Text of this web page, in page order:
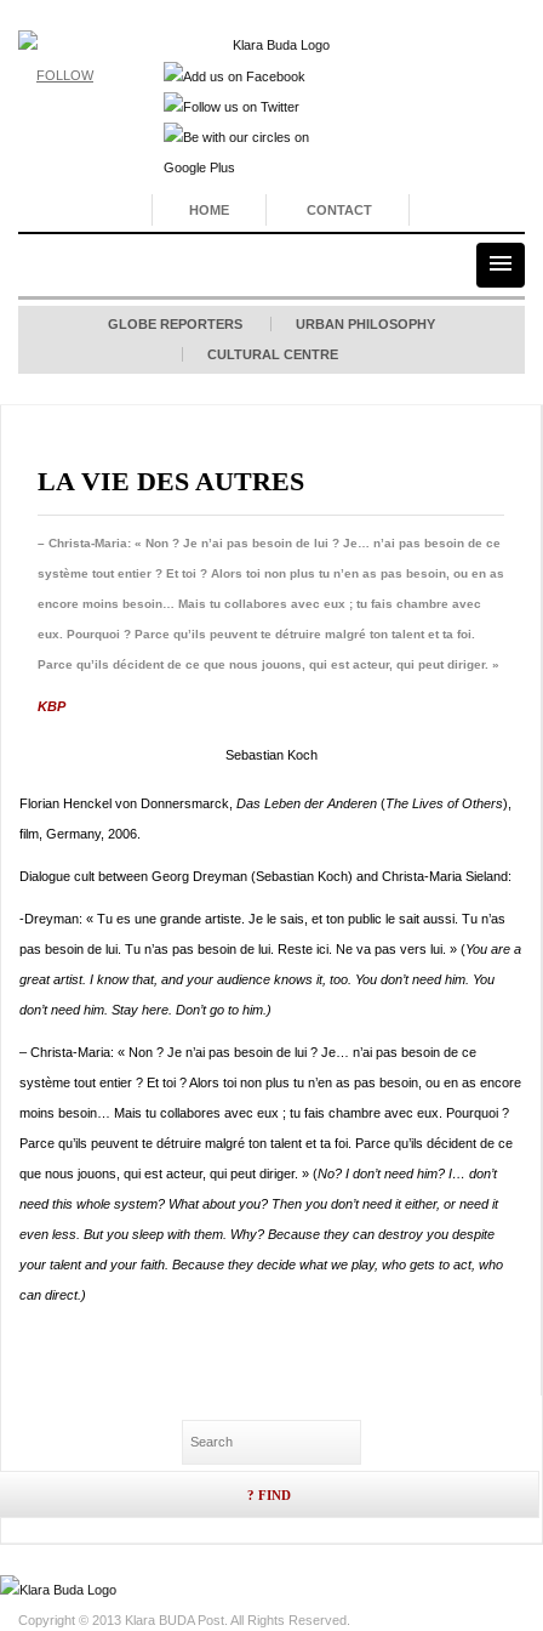
FOLLOW
HOME CONTACT
GLOBE REPORTERS URBAN PHILOSOPHY
CULTURAL CENTRE
LA VIE DES AUTRES
– Christa-Maria: « Non ? Je n’ai pas besoin de lui ? Je… n’ai pas besoin de ce
système tout entier ? Et toi ? Alors toi non plus tu n’en as pas besoin, ou en as
encore moins besoin… Mais tu collabores avec eux ; tu fais chambre avec
eux. Pourquoi ? Parce qu’ils peuvent te détruire malgré ton talent et ta foi.
Parce qu’ils décident de ce que nous jouons, qui est acteur, qui peut diriger. »
KBP
Sebastian Koch
Florian Henckel von Donnersmarck, Das Leben der Anderen (The Lives of Others),
film, Germany, 2006.
Dialogue cult between Georg Dreyman (Sebastian Koch) and Christa-Maria Sieland:
-Dreyman: « Tu es une grande artiste. Je le sais, et ton public le sait aussi. Tu n’as
pas besoin de lui. Tu n’as pas besoin de lui. Reste ici. Ne va pas vers lui. » (You are a
great artist. I know that, and your audience knows it, too. You don’t need him. You
don’t need him. Stay here. Don’t go to him.)
– Christa-Maria: « Non ? Je n’ai pas besoin de lui ? Je… n’ai pas besoin de ce
système tout entier ? Et toi ? Alors toi non plus tu n’en as pas besoin, ou en as encore
moins besoin… Mais tu collabores avec eux ; tu fais chambre avec eux. Pourquoi ?
Parce qu’ils peuvent te détruire malgré ton talent et ta foi. Parce qu’ils décident de ce
que nous jouons, qui est acteur, qui peut diriger. » (No? I don’t need him? I… don’t
need this whole system? What about you? Then you don’t need it either, or need it
even less. But you sleep with them. Why? Because they can destroy you despite
your talent and your faith. Because they decide what we play, who gets to act, who
can direct.)
Copyright © 2013 Klara BUDA Post. All Rights Reserved.